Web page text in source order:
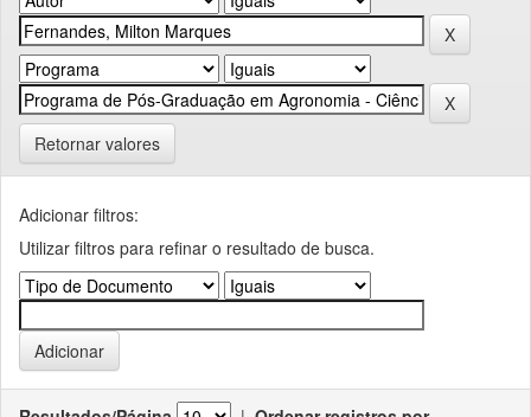
Retornar valores
Adicionar filtros:
Utilizar filtros para refinar o resultado de busca.